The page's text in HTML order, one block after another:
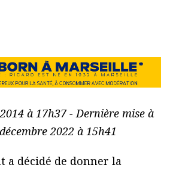
à 17h37 - Dernière mise à
2022 à 15h41
a décidé de donner la